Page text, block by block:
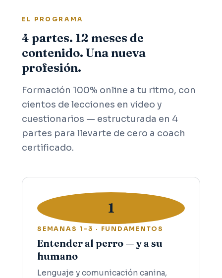
EL PROGRAMA
4 partes. 12 meses de
contenido. Una nueva
profesión.
Formación 100% online a tu ritmo, con
cientos de lecciones en video y
cuestionarios — estructurada en 4
partes para llevarte de cero a coach
certificado.
1
SEMANAS 1–3 · FUNDAMENTOS
Entender al perro — y a su
humano
Lenguaje y comunicación canina,